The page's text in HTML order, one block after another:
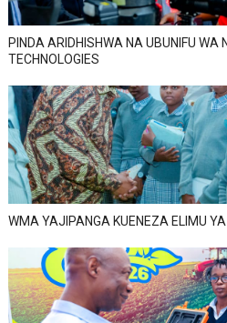
PINDA ARIDHISHWA NA UBUNIFU WA
TECHNOLOGIES
WMA YAJIPANGA KUENEZA ELIMU YA